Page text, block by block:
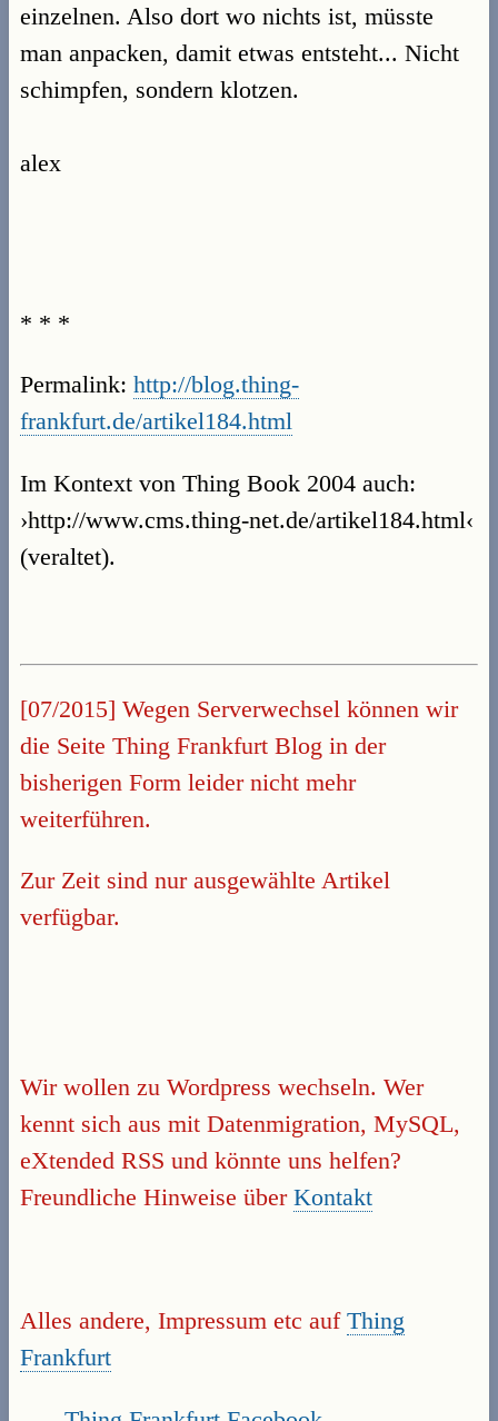
einzelnen. Also dort wo nichts ist, müsste
man anpacken, damit etwas entsteht... Nicht
schimpfen, sondern klotzen.
alex
* * *
Permalink: http://blog.thing-
frankfurt.de/artikel184.html
Im Kontext von Thing Book 2004 auch:
›http://www.cms.thing-net.de/artikel184.html‹
(veraltet).
[07/2015] Wegen Serverwechsel können wir
die Seite Thing Frankfurt Blog in der
bisherigen Form leider nicht mehr
weiterführen.
Zur Zeit sind nur ausgewählte Artikel
verfügbar.
Wir wollen zu Wordpress wechseln. Wer
kennt sich aus mit Datenmigration, MySQL,
eXtended RSS und könnte uns helfen?
Freundliche Hinweise über Kontakt
Alles andere, Impressum etc auf Thing
Frankfurt